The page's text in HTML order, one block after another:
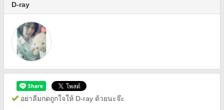
D-ray
อย่าลืมกดถูกใจให้ D-ray ด้วยนะจ๊ะ